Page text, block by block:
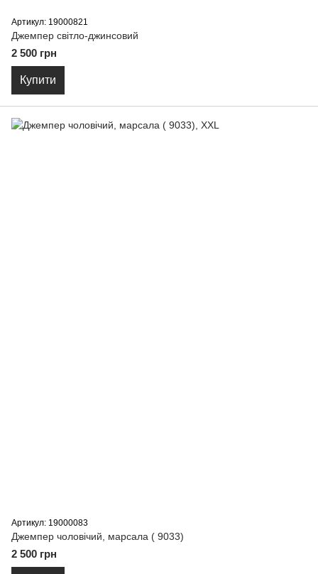
Артикул: 19000821
Джемпер світло-джинсовий
2 500 грн
Купити
Артикул: 19000083
Джемпер чоловічий, марсала ( 9033)
2 500 грн